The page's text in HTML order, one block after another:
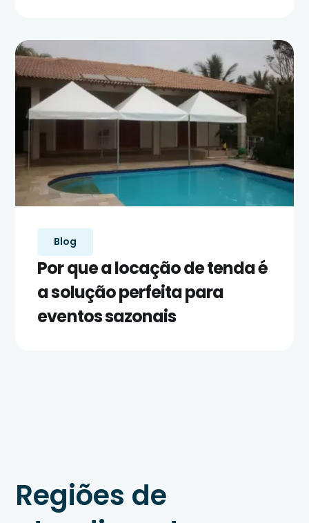
Blog
Por que a locação de tenda é
a solução perfeita para
eventos sazonais
Regiões de